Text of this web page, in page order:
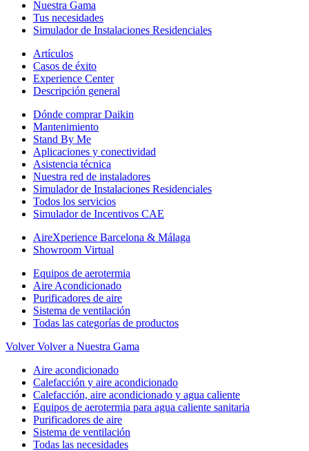
Nuestra Gama
Tus necesidades
Simulador de Instalaciones Residenciales
Artículos
Casos de éxito
Experience Center
Descripción general
Dónde comprar Daikin
Mantenimiento
Stand By Me
Aplicaciones y conectividad
Asistencia técnica
Nuestra red de instaladores
Simulador de Instalaciones Residenciales
Todos los servicios
Simulador de Incentivos CAE
AireXperience Barcelona & Málaga
Showroom Virtual
Equipos de aerotermia
Aire Acondicionado
Purificadores de aire
Sistema de ventilación
Todas las categorías de productos
Volver Volver a Nuestra Gama
Aire acondicionado
Calefacción y aire acondicionado
Calefacción, aire acondicionado y agua caliente
Equipos de aerotermia para agua caliente sanitaria
Purificadores de aire
Sistema de ventilación
Todas las necesidades